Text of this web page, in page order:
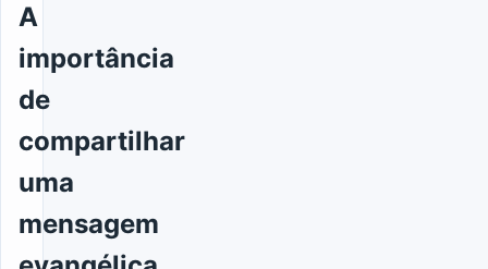
A
importância
de
compartilhar
uma
mensagem